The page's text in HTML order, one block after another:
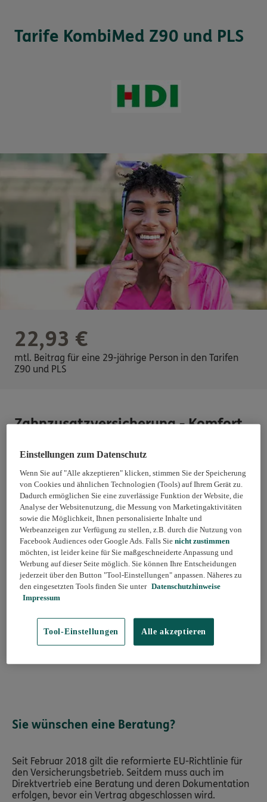
Tarife KombiMed Z90 und PLS
22,93 €
mtl. Beitrag für eine 29-jährige Person in den Tarifen
Z90 und PLS
Zahnzusatzversicherung - Komfort
90% Zahnersatz (z.B. Kronen, Implantate)
100% Zahnbehandlung (z.B. Inlays, Füllungen)
100% Professionelle Zahnreinigung einmal pro Jahr
Zahnzusatzversicherung - Komfort
Tarif KombiMed PLS
100% unbegrenzte Zahnprophylaxe
100% Schmerztherapie
100% Bleaching innerhalb von 2 Jahren bis 250 €
Alle Details
Sie wünschen eine Beratung?
Seit Februar 2018 gilt die reformierte EU-Richtlinie für
den Versicherungsbetrieb. Seitdem muss auch im
Direktvertrieb eine Beratung und deren Dokumentation
erfolgen, bevor ein Vertrag abgeschlossen wird.
Einstellungen zum Datenschutz
Wenn Sie auf "Alle akzeptieren" klicken, stimmen Sie der Speicherung
von Cookies und ähnlichen Technologien (Tools) auf Ihrem Gerät zu.
Dadurch ermöglichen Sie eine zuverlässige Funktion der Website, die
Analyse der Websitenutzung, die Messung von Marketingaktivitäten
sowie die Möglichkeit, Ihnen personalisierte Inhalte und
Werbeanzeigen zur Verfügung zu stellen, z.B. durch die Nutzung von
Facebook Audiences oder Google Ads. Falls Sienicht zustimmen
möchten, ist leider keine für Sie maßgeschneiderte Anpassung und
Werbung auf dieser Seite möglich. Sie können Ihre Entscheidungen
jederzeit über den Button "Tool-Einstellungen" anpassen. Näheres zu
den eingesetzten Tools finden Sie unter Datenschutzhinweise
Impressum
Tool-Einstellungen Alle akzeptieren